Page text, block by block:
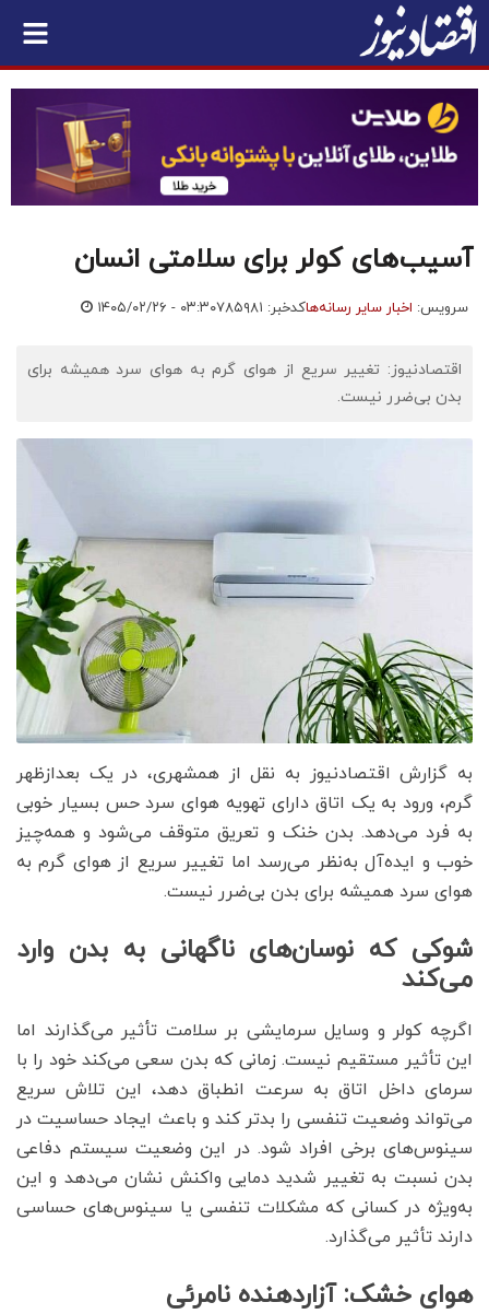
آسیب‌های کولر برای سلامتی انسان
سرویس: اخبار سایر رسانه‌هاکدخبر: ۷۸۵۹۸۱ ۱۴۰۵/۰۲/۲۶ - ۰۳:۳۰
اقتصادنیوز: تغییر سریع از هوای گرم به هوای سرد همیشه برای
بدن بی‌ضرر نیست.
به گزارش اقتصادنیوز به نقل از همشهری، در یک بعدازظهر
گرم، ورود به یک اتاق دارای تهویه هوای سرد حس بسیار خوبی
به فرد می‌دهد. بدن خنک و تعریق متوقف می‌شود و همه‌چیز
خوب و ایده‌آل به‌نظر می‌رسد اما تغییر سریع از هوای گرم به
هوای سرد همیشه برای بدن بی‌ضرر نیست.
شوکی که نوسان‌های ناگهانی به بدن وارد
می‌کند
اگرچه کولر و وسایل سرمایشی بر سلامت تأثیر می‌گذارند اما
این تأثیر مستقیم نیست. زمانی که بدن سعی می‌کند خود را با
سرمای داخل اتاق به سرعت انطباق دهد، این تلاش سریع
می‌تواند وضعیت تنفسی را بدتر کند و باعث ایجاد حساسیت در
سینوس‌های برخی افراد شود. در این وضعیت سیستم دفاعی
بدن نسبت به تغییر شدید دمایی واکنش نشان می‌دهد و این
به‌ویژه در کسانی که مشکلات تنفسی یا سینوس‌‍‌های حساسی
دارند تأثیر می‌گذارد.
هوای خشک: آزاردهنده نامرئی